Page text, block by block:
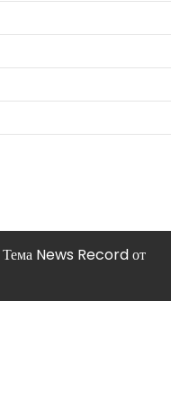
Тема News Record от